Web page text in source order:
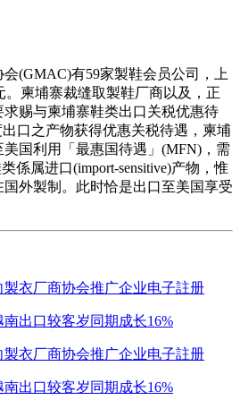
有59家製鞋会员公司，上
。柬埔寨裁缝取製鞋厂商以及，正
赐与柬埔寨鞋类出口关税优惠待
口之产物获得优惠关税待遇，柬埔
国利用「最惠国待遇」(MFN)，需
係属进口(import-sensitive)产物，惟
外製制。此时恰是出口至美国享受
製衣厂商协会推广企业电子註册
南出口较客岁同期成长16%
製衣厂商协会推广企业电子註册
南出口较客岁同期成长16%